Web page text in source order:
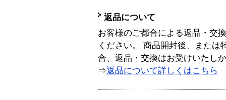
返品について
お客様のご都合による返品・交
ください。 商品開封後、または
合、返品・交換はお受けいたし
⇒返品について詳しくはこちら